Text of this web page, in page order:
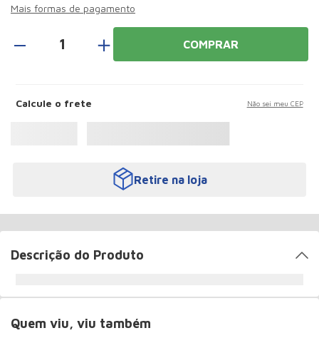
Mais formas de pagamento
＋ COMPRAR
Calcule o frete Não sei meu CEP
Retire na loja
Descrição do Produto
Quem viu, viu também
10 º Roda